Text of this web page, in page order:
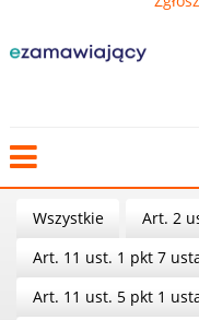
Wszystkie
Art. 2
Art. 11 ust. 1 pkt 7
Art. 11 ust. 5 pkt 1